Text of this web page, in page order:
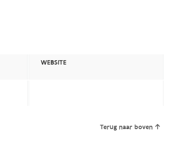
WEBSITE
Terug naar boven